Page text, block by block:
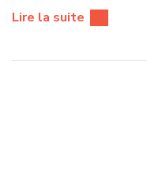
Lire la suite